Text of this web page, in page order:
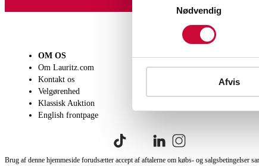
Nødvendig
Afvis
OM OS
Om Lauritz.com
Kontakt os
Velgørenhed
Klassisk Auktion
English frontpage
SÆLG
Få en vurdering
Brug af denne hjemmeside forudsætter accept af aftalerne om købs- og salgsbetingelser